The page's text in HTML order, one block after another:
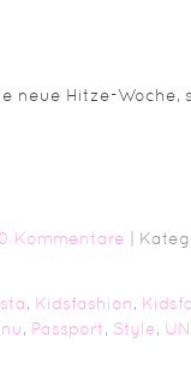
neue Hitze-Woche,
0 Kommentare |
, Kidsfashion,
, Passport, Style,